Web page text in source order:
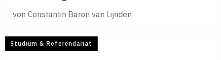
von Constantin Baron van Lijnden
Studium & Referendariat